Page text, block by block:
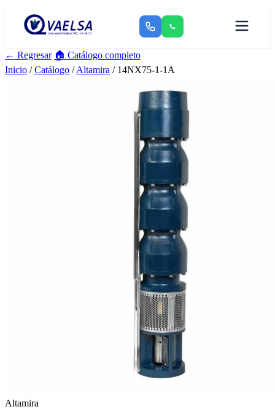
← Regresar 🏠 Catálogo completo
Inicio /Catálogo /Altamira / 14NX75-1-1A
Altamira